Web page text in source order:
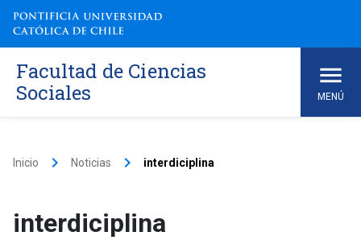
Skip
content
Facultad de Ciencias
Sociales
MENÚ
Inicio keyboard_arrow_right Noticias keyboard_arrow_right interdiciplina
interdiciplina